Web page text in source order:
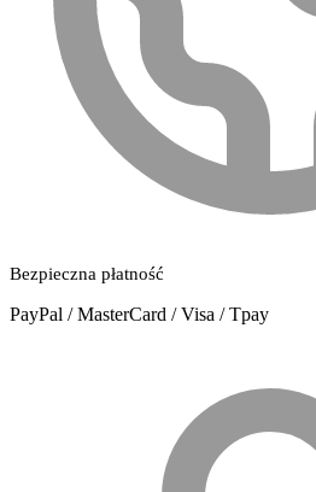
Bezpieczna płatność
PayPal / MasterCard / Visa / Tpay